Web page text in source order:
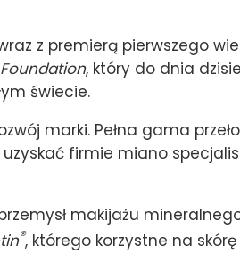
z premierą pierwszego
, który do dnia
świecie.
marki. Pełna gama
firmie miano
makijażu
®, którego korzystne na